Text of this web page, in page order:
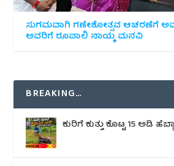
ಸುಗಮವಾಗಿ ಗಣೇಶೋತ್ಸವ ಆಚರಣೆಗೆ
ಅವರಿಗೆ ರೂಪಾಲಿ ನಾಯ್ಕ ಮನವಿ
BREAKING…
ಕುರಿಗೆ ಕುತ್ತು ಕೊಟ್ಟ 15 ಅಡಿ